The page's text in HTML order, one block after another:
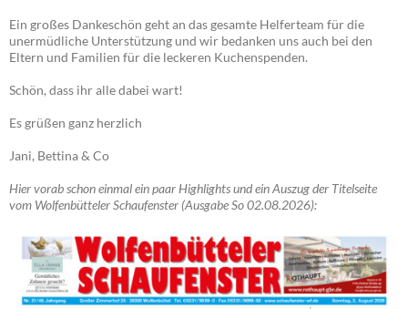
Ein großes Dankeschön geht an das gesamte Helferteam für die
unermüdliche Unterstützung und wir bedanken uns auch bei den
Eltern und Familien für die leckeren Kuchenspenden.
Schön, dass ihr alle dabei wart!
Es grüßen ganz herzlich
Jani, Bettina & Co
Hier vorab schon einmal ein paar Highlights und ein Auszug der Titelseite
vom Wolfenbütteler Schaufenster (Ausgabe So 02.08.2026):